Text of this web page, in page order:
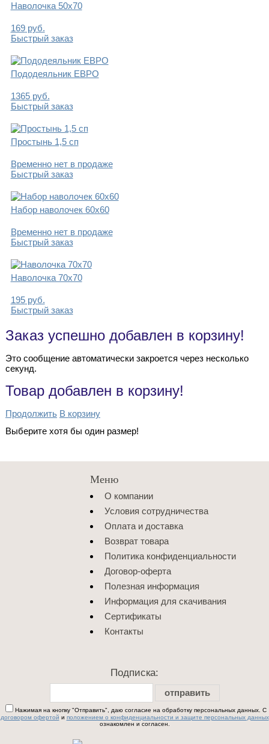
Наволочка 50х70
169руб.
Быстрый заказ
Пододеяльник ЕВРО
1365руб.
Быстрый заказ
Простынь 1,5 сп
Временно нет в продаже
Быстрый заказ
Набор наволочек 60х60
Временно нет в продаже
Быстрый заказ
Наволочка 70х70
195руб.
Быстрый заказ
Заказ успешно добавлен в корзину!
Это сообщение автоматически закроется через несколько
секунд.
Товар добавлен в корзину!
Продолжить В корзину
Выберите хотя бы один размер!
Меню
О компании
Условия сотрудничества
Оплата и доставка
Возврат товара
Политика конфиденциальности
Договор-оферта
Полезная информация
Информация для скачивания
Сертификаты
Контакты
Подписка:
отправить
Нажимая на кнопку "Отправить", даю согласие на обработку персональных данных. С
договором офертой и положением о конфиденциальности и защите персональных данных
ознакомлен и согласен.